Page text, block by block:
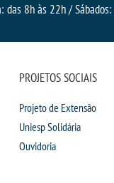
das 8h às 22h / Sábados:
PROJETOS SOCIAIS
Projeto de Extensão
Uniesp Solidária
Ouvidoria